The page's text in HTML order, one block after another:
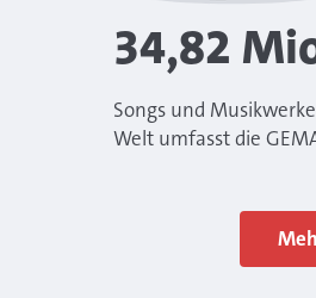
34,82
Songs und
Welt umfasst die